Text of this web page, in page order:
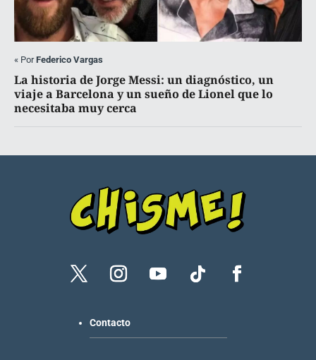
« PorFederico Vargas
La historia de Jorge Messi: un diagnóstico, un
viaje a Barcelona y un sueño de Lionel que lo
necesitaba muy cerca
Contacto